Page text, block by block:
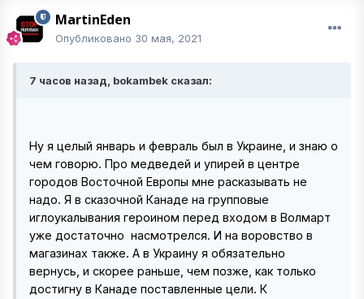
MartinEden
Опубликовано 30 мая, 2021
7 часов назад, bokambek сказал:
Ну я целый январь и февраль был в Украине, и знаю о
чем говорю. Про медведей и упирей в центре
городов Восточной Европы мне расказывать не
надо. Я в сказочной Канаде на групповые
иглоукалывания героином перед входом в Волмарт
уже достаточно насмотрелся. И на воровство в
магазинах также. А в Украину я обязательно
вернусь, и скорее раньше, чем позже, как только
достигну в Канаде поставленные цели. К